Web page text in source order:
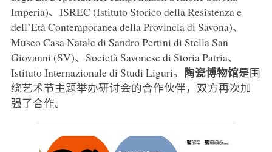
Imperia)、ISREC (Istituto Storico della Resistenza e
dell’Età Contemporanea della Provincia di Savona)、
Museo Casa Natale di Sandro Pertini di Stella San
Giovanni (SV)、Società Savonese di Storia Patria、
Istituto Internazionale di Studi Liguri。 陶瓷博物馆是围
绕艺术节主题举办研讨会的合作伙伴，双方再次加
强了合作。